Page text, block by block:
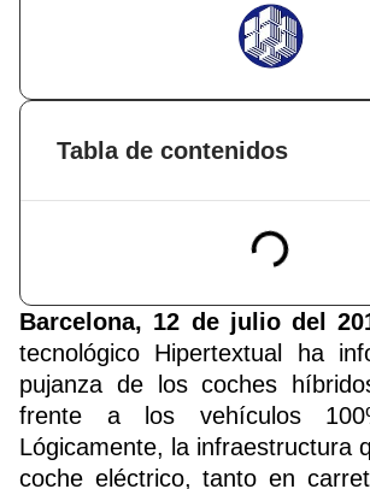
Tabla de contenidos
Barcelona, 12 de julio del
tecnológico Hipertextual
ha
pujanza de los coches
frente a los vehículos
Lógicamente, la infraestructura
coche eléctrico, tanto en